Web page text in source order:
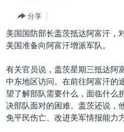
容
跳
航
跳
港澳
国际
印太
中东
欧洲
经济·金融·贸易
人权·法律·宗教
科教·文娱·体健
美中关系
热点专题
白宫要闻
VOA视频
分享
美国国防部长盖茨抵达阿富汗，
美国准备向阿富汗增派军队。
有关官员说，盖茨星期三抵达阿
中东地区访问。在前往阿富汗的
望了解部队需要什么，面临什么
决部队面对的困难。盖茨还说，
免平民伤亡、改进美军情报能力